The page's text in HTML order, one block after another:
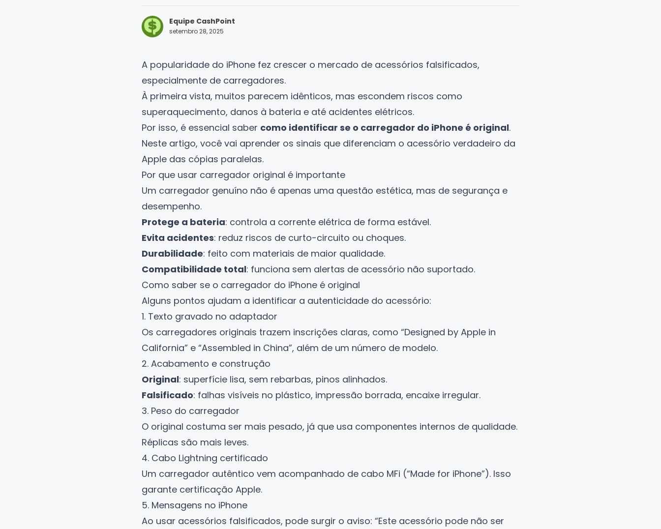
Equipe CashPoint
setembro 28, 2025
A popularidade do iPhone fez crescer o mercado de acessórios falsificados,
especialmente de carregadores.
À primeira vista, muitos parecem idênticos, mas escondem riscos como
superaquecimento, danos à bateria e até acidentes elétricos.
Por isso, é essencial saber como identificar se o carregador do iPhone é original.
Neste artigo, você vai aprender os sinais que diferenciam o acessório verdadeiro da
Apple das cópias paralelas.
Por que usar carregador original é importante
Um carregador genuíno não é apenas uma questão estética, mas de segurança e
desempenho.
Protege a bateria: controla a corrente elétrica de forma estável.
Evita acidentes: reduz riscos de curto-circuito ou choques.
Durabilidade: feito com materiais de maior qualidade.
Compatibilidade total: funciona sem alertas de acessório não suportado.
Como saber se o carregador do iPhone é original
Alguns pontos ajudam a identificar a autenticidade do acessório:
1. Texto gravado no adaptador
Os carregadores originais trazem inscrições claras, como “Designed by Apple in
California” e “Assembled in China”, além de um número de modelo.
2. Acabamento e construção
Original: superfície lisa, sem rebarbas, pinos alinhados.
Falsificado: falhas visíveis no plástico, impressão borrada, encaixe irregular.
3. Peso do carregador
O original costuma ser mais pesado, já que usa componentes internos de qualidade.
Réplicas são mais leves.
4. Cabo Lightning certificado
Um carregador autêntico vem acompanhado de cabo MFi (“Made for iPhone”). Isso
garante certificação Apple.
5. Mensagens no iPhone
Ao usar acessórios falsificados, pode surgir o aviso: “Este acessório pode não ser